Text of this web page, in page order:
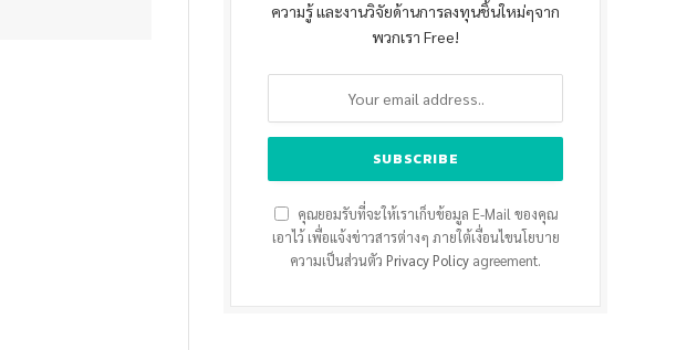
ความรู้ และงานวิจัยด้านการลงทุนชิ้นใหม่ๆจาก
พวกเรา Free!
คุณยอมรับที่จะให้เราเก็บข้อมูล E-Mail ของคุณ
เอาไว้ เพื่อแจ้งข่าวสารต่างๆ ภายใต้เงื่อนไขนโยบาย
ความเป็นส่วนตัว Privacy Policy agreement.